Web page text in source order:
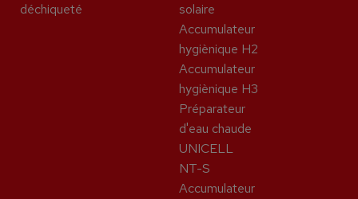
déchiqueté
solaire
Accumulateur
hygiènique H2
Accumulateur
hygiènique H3
Préparateur
d'eau chaude
UNICELL
NT-S
Accumulateur